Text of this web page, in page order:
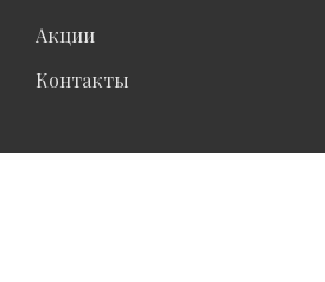
Акции
Контакты